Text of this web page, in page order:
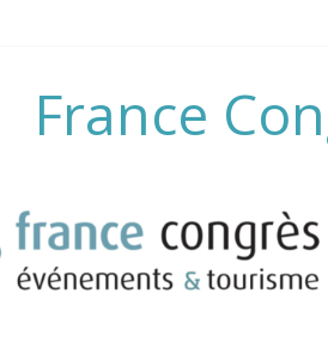
France